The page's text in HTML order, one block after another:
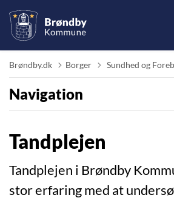
Brøndby.dk Borger Tilbage til
Sundhed og
Navigation
Tandplejen
Tandplejen i Brøndby
stor erfaring med at